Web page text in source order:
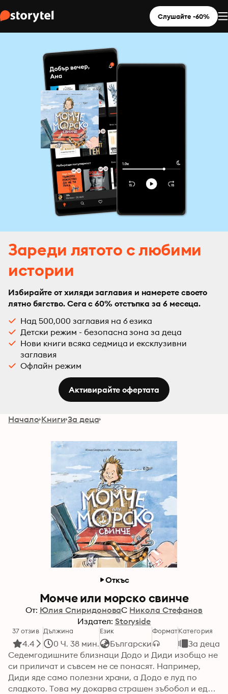
Слушайте -60%
Зареди лятото с любими
истории
Избирайте от хиляди заглавия и намерете своето
лятно бягство. Сега с 60% отстъпка за 6 месеца.
Над 500,000 заглавия на 6 езика
Детски режим - безопасна зона за деца
Нови книги всяка седмица и ексклузивни
заглавия
Офлайн режим
Активирайте офертата
Начало Книги За деца
Откъс
Момче или морско свинче
От: Юлия СпиридоноваС Никола Стефанов
Издател: Storyside
37 отзив
4.4
Дължина
0 Ч. 38 мин.
Език
Български
ФорматКатегория
За деца
Седемгодишните близнаци Додо и Диди изобщо не
си приличат и съвсем не се понасят. Например,
Диди яде само полезни храни, а Додо е луд по
сладкото. Това му докарва страшен зъбобол и едва